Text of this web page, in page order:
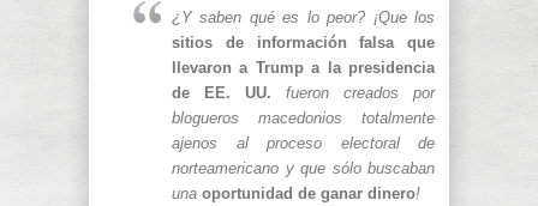
¿Y saben qué es lo peor? ¡Que los
sitios de información falsa que
llevaron a Trump a la presidencia
de EE. UU. fueron creados por
blogueros macedonios totalmente
ajenos al proceso electoral de
norteamericano y que sólo buscaban
una oportunidad de ganar dinero!